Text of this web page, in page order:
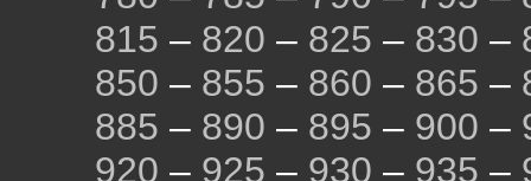
815 – 820 – 825 – 830 –
850 – 855 – 860 – 865 –
885 – 890 – 895 – 900 –
920 – 925 – 930 – 935 –